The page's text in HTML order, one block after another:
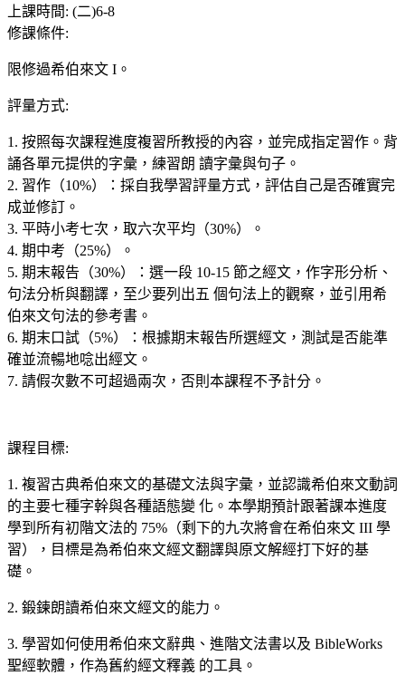
上課時間: (二)6-8
修課條件:
限修過希伯來文 I。
評量方式:
1. 按照每次課程進度複習所教授的內容，並完成指定習作。背
誦各單元提供的字彙，練習朗 讀字彙與句子。
2. 習作（10%）：採自我學習評量方式，評估自己是否確實完
成並修訂。
3. 平時小考七次，取六次平均（30%）。
4. 期中考（25%）。
5. 期末報告（30%）：選一段 10-15 節之經文，作字形分析、
句法分析與翻譯，至少要列出五 個句法上的觀察，並引用希
伯來文句法的參考書。
6. 期末口試（5%）：根據期末報告所選經文，測試是否能準
確並流暢地唸出經文。
7. 請假次數不可超過兩次，否則本課程不予計分。
課程目標:
1. 複習古典希伯來文的基礎文法與字彙，並認識希伯來文動詞
的主要七種字幹與各種語態變 化。本學期預計跟著課本進度
學到所有初階文法的 75%（剩下的九次將會在希伯來文 III 學
習），目標是為希伯來文經文翻譯與原文解經打下好的基
礎。
2. 鍛鍊朗讀希伯來文經文的能力。
3. 學習如何使用希伯來文辭典、進階文法書以及 BibleWorks
聖經軟體，作為舊約經文釋義 的工具。